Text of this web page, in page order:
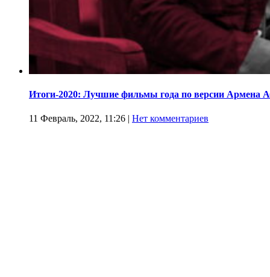
Итоги-2020: Лучшие фильмы года по версии Армена
11 Февраль, 2022, 11:26 | Нет комментариев